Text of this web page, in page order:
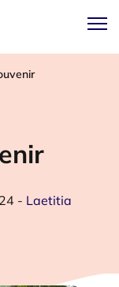
- Laetitia